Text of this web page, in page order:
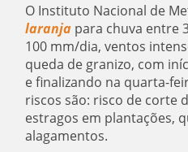
O Instituto Nacional de
laranja para chuva entre
100 mm/dia, ventos
queda de granizo, com
e finalizando na quarta-
riscos são: risco de corte
estragos em plantações,
alagamentos.